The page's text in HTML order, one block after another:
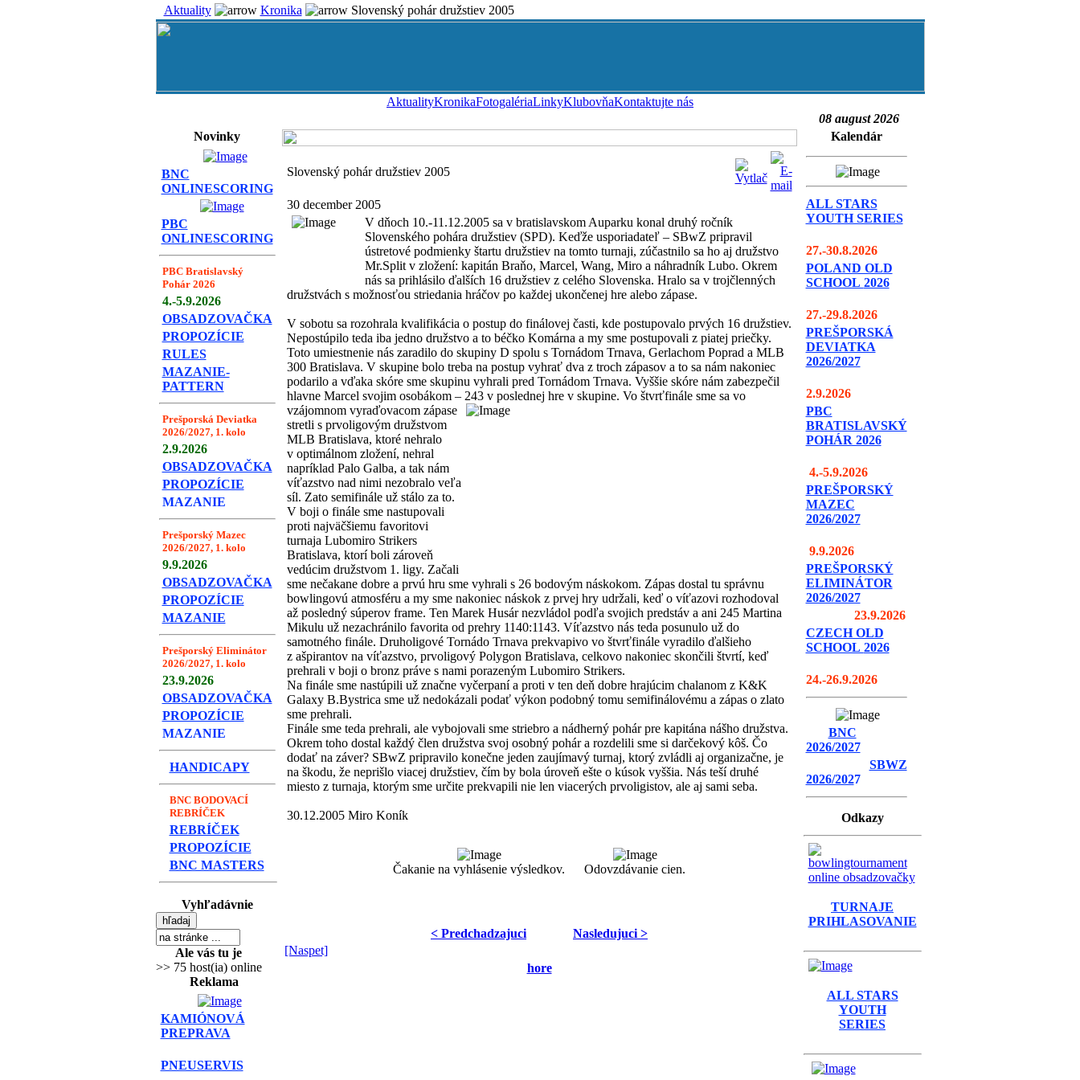
Aktuality Kronika Slovenský pohár družstiev 2005
AktualityKronikaFotogalériaLinkyKlubovňaKontaktujte nás
08 august 2026
Novinky
BNC
ONLINESCORING
PBC
ONLINESCORING
PBC Bratislavský
Pohár 2026
4.-5.9.2026
OBSADZOVAČKA
PROPOZÍCIE
RULES
MAZANIE-
PATTERN
Prešporská Deviatka
2026/2027, 1. kolo
2.9.2026
OBSADZOVAČKA
PROPOZÍCIE
MAZANIE
Prešporský Mazec
2026/2027, 1. kolo
9.9.2026
OBSADZOVAČKA
PROPOZÍCIE
MAZANIE
Prešporský Eliminátor
2026/2027, 1. kolo
23.9.2026
OBSADZOVAČKA
PROPOZÍCIE
MAZANIE
HANDICAPY
BNC BODOVACÍ
REBRÍČEK
REBRÍČEK
PROPOZÍCIE
BNC MASTERS
Vyhľadávnie
Ale vás tu je
>> 75 host(ia) online
Reklama
KAMIÓNOVÁ
PREPRAVA
PNEUSERVIS
Slovenský pohár družstiev 2005
30 december 2005
V dňoch 10.-11.12.2005 sa v bratislavskom Auparku konal druhý ročník
Slovenského pohára družstiev (SPD). Keďže usporiadateľ – SBwZ pripravil
ústretové podmienky štartu družstiev na tomto turnaji, zúčastnilo sa ho aj družstvo
Mr.Split v zložení: kapitán Braňo, Marcel, Wang, Miro a náhradník Lubo. Okrem
nás sa prihlásilo ďalších 16 družstiev z celého Slovenska. Hralo sa v trojčlenných
družstvách s možnosťou striedania hráčov po každej ukončenej hre alebo zápase.
V sobotu sa rozohrala kvalifikácia o postup do finálovej časti, kde postupovalo prvých 16 družstiev.
Nepostúpilo teda iba jedno družstvo a to béčko Komárna a my sme postupovali z piatej priečky.
Toto umiestnenie nás zaradilo do skupiny D spolu s Tornádom Trnava, Gerlachom Poprad a MLB
300 Bratislava. V skupine bolo treba na postup vyhrať dva z troch zápasov a to sa nám nakoniec
podarilo a vďaka skóre sme skupinu vyhrali pred Tornádom Trnava. Vyššie skóre nám zabezpečil
hlavne Marcel svojim osobákom – 243 v poslednej hre v skupine. Vo štvrťfinále sme sa vo
vzájomnom vyraďovacom zápase
stretli s prvoligovým družstvom
MLB Bratislava, ktoré nehralo
v optimálnom zložení, nehral
napríklad Palo Galba, a tak nám
víťazstvo nad nimi nezobralo veľa
síl. Zato semifinále už stálo za to.
V boji o finále sme nastupovali
proti najväčšiemu favoritovi
turnaja Lubomiro Strikers
Bratislava, ktorí boli zároveň
vedúcim družstvom 1. ligy. Začali
sme nečakane dobre a prvú hru sme vyhrali s 26 bodovým náskokom. Zápas dostal tu správnu
bowlingovú atmosféru a my sme nakoniec náskok z prvej hry udržali, keď o víťazovi rozhodoval
až posledný súperov frame. Ten Marek Husár nezvládol podľa svojich predstáv a ani 245 Martina
Mikulu už nezachránilo favorita od prehry 1140:1143. Víťazstvo nás teda posunulo už do
samotného finále. Druholigové Tornádo Trnava prekvapivo vo štvrťfinále vyradilo ďalšieho
z ašpirantov na víťazstvo, prvoligový Polygon Bratislava, celkovo nakoniec skončili štvrtí, keď
prehrali v boji o bronz práve s nami porazeným Lubomiro Strikers.
Na finále sme nastúpili už značne vyčerpaní a proti v ten deň dobre hrajúcim chalanom z K&K
Galaxy B.Bystrica sme už nedokázali podať výkon podobný tomu semifinálovému a zápas o zlato
sme prehrali.
Finále sme teda prehrali, ale vybojovali sme striebro a nádherný pohár pre kapitána nášho družstva.
Okrem toho dostal každý člen družstva svoj osobný pohár a rozdelili sme si darčekový kôš. Čo
dodať na záver? SBwZ pripravilo konečne jeden zaujímavý turnaj, ktorý zvládli aj organizačne, je
na škodu, že neprišlo viacej družstiev, čím by bola úroveň ešte o kúsok vyššia. Nás teší druhé
miesto z turnaja, ktorým sme určite prekvapili nie len viacerých prvoligistov, ale aj sami seba.
30.12.2005 Miro Koník
Čakanie na vyhlásenie výsledkov. Odovzdávanie cien.
< Predchadzajuci
Nasledujuci >
[Naspet]
hore
Kalendár
ALL STARS
YOUTH SERIES
27.-30.8.2026
POLAND OLD
SCHOOL 2026
27.-29.8.2026
PREŠPORSKÁ
DEVIATKA
2026/2027
2.9.2026
PBC
BRATISLAVSKÝ
POHÁR 2026
4.-5.9.2026
PREŠPORSKÝ
MAZEC
2026/2027
9.9.2026
PREŠPORSKÝ
ELIMINÁTOR
2026/2027
23.9.2026
CZECH OLD
SCHOOL 2026
24.-26.9.2026
BNC
2026/2027
SBWZ
2026/2027
Odkazy
TURNAJE
PRIHLASOVANIE
ALL STARS
YOUTH
SERIES